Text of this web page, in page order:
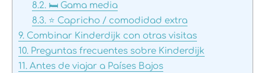
8.2.🛏️ Gama media
8.3.⭐ Capricho / comodidad extra
9. Combinar Kinderdijk con otras visitas
10. Preguntas frecuentes sobre Kinderdijk
11. Antes de viajar a Países Bajos